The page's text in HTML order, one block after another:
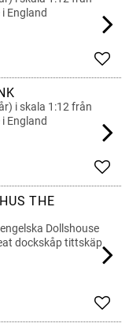
England
Add
England
Add
THE
Dollshouse
dockskåp tittskäp
Add